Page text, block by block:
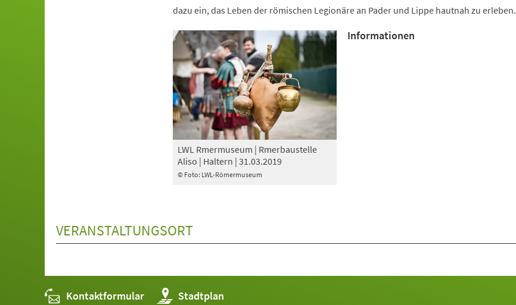
dazu ein, das Leben der römischen Legionäre an Pader und Lippe hautnah zu erleben.
© Foto: LWL-Römermuseum
LWL Rmermuseum | Rmerbaustelle
Aliso | Haltern | 31.03.2019
Informationen
VERANSTALTUNGSORT
Kontaktformular Stadtplan
(Öffnet